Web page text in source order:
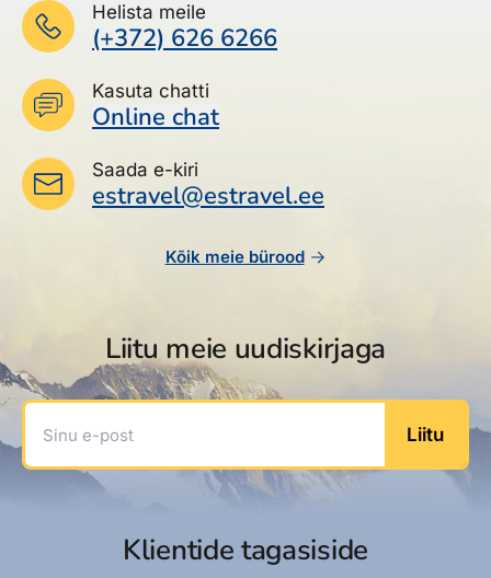
Helista meile
(+372) 626 6266
Kasuta chatti
Online chat
Saada e-kiri
estravel@estravel.ee
Kõik meie bürood
Liitu meie uudiskirjaga
Sinu e-post
Liitu
Klientide tagasiside